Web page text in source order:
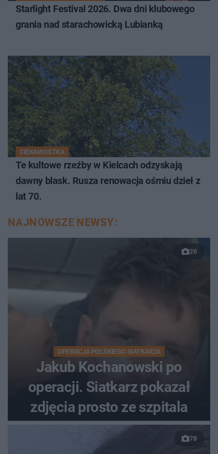
Starlight Festival 2026. Dwa dni klubowego
grania nad starachowicką Lubianką
CIEKAWOSTKA
Te kultowe rzeźby w Kielcach odzyskają
dawny blask. Rusza renowacja ośmiu dzieł z
lat 70.
NAJNOWSZE NEWSY:
26
OPERACJA POLSKIEGO SIATKARZA
Jakub Kochanowski po
operacji. Siatkarz pokazał
zdjęcia prosto ze szpitala
78